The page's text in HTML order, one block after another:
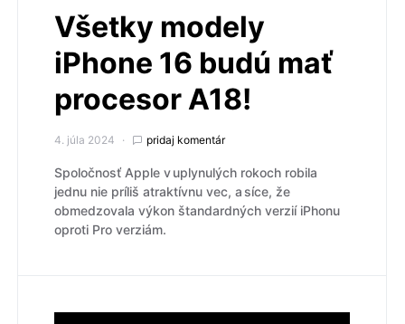
Všetky modely
iPhone 16 budú mať
procesor A18!
4. júla 2024 pridaj komentár
Spoločnosť Apple v uplynulých rokoch robila
jednu nie príliš atraktívnu vec, a síce, že
obmedzovala výkon štandardných verzií iPhonu
oproti Pro verziám.